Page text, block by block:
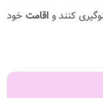
کنند واقامت خود